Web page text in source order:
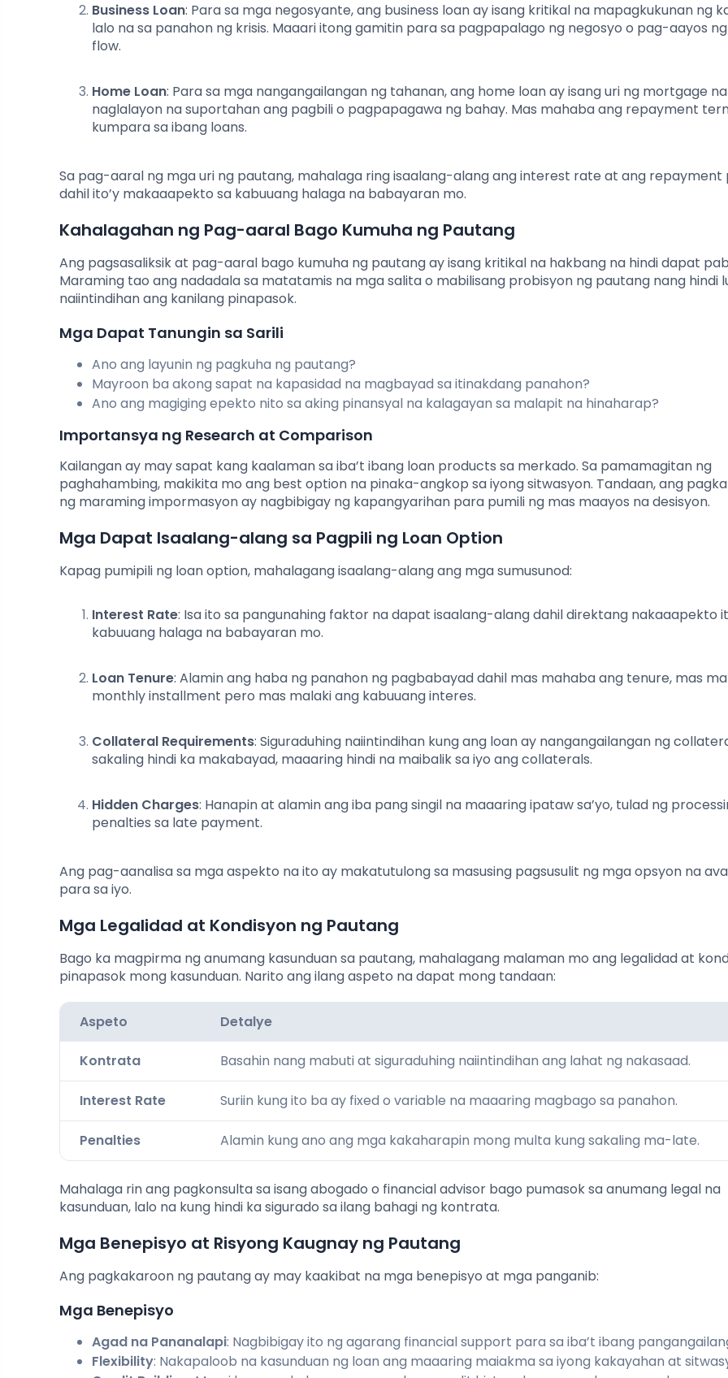
Business Loan: Para sa mga negosyante, ang business loan ay isang kritikal na mapagkukunan ng
lalo na sa panahon ng krisis. Maaari itong gamitin para sa pagpapalago ng negosyo o pag-aayos
flow.
Home Loan: Para sa mga nangangailangan ng tahanan, ang home loan ay isang uri ng mortgage na
naglalayon na suportahan ang pagbili o pagpapagawa ng bahay. Mas mahaba ang repayment
kumpara sa ibang loans.
Sa pag-aaral ng mga uri ng pautang, mahalaga ring isaalang-alang ang interest rate at ang repayment
dahil ito’y makaaapekto sa kabuuang halaga na babayaran mo.
Kahalagahan ng Pag-aaral Bago Kumuha ng Pautang
Ang pagsasaliksik at pag-aaral bago kumuha ng pautang ay isang kritikal na hakbang na hindi dapat
Maraming tao ang nadadala sa matatamis na mga salita o mabilisang probisyon ng pautang nang hindi
naiintindihan ang kanilang pinapasok.
Mga Dapat Tanungin sa Sarili
Ano ang layunin ng pagkuha ng pautang?
Mayroon ba akong sapat na kapasidad na magbayad sa itinakdang panahon?
Ano ang magiging epekto nito sa aking pinansyal na kalagayan sa malapit na hinaharap?
Importansya ng Research at Comparison
Kailangan ay may sapat kang kaalaman sa iba’t ibang loan products sa merkado. Sa pamamagitan ng
paghahambing, makikita mo ang best option na pinaka-angkop sa iyong sitwasyon. Tandaan, ang
ng maraming impormasyon ay nagbibigay ng kapangyarihan para pumili ng mas maayos na desisyon.
Mga Dapat Isaalang-alang sa Pagpili ng Loan Option
Kapag pumipili ng loan option, mahalagang isaalang-alang ang mga sumusunod:
Interest Rate: Isa ito sa pangunahing faktor na dapat isaalang-alang dahil direktang nakaaapekto
kabuuang halaga na babayaran mo.
Loan Tenure: Alamin ang haba ng panahon ng pagbabayad dahil mas mahaba ang tenure, mas
monthly installment pero mas malaki ang kabuuang interes.
Collateral Requirements: Siguraduhing naiintindihan kung ang loan ay nangangailangan ng
sakaling hindi ka makabayad, maaaring hindi na maibalik sa iyo ang collaterals.
Hidden Charges: Hanapin at alamin ang iba pang singil na maaaring ipataw sa’yo, tulad ng
penalties sa late payment.
Ang pag-aanalisa sa mga aspekto na ito ay makatutulong sa masusing pagsusulit ng mga opsyon na
para sa iyo.
Mga Legalidad at Kondisyon ng Pautang
Bago ka magpirma ng anumang kasunduan sa pautang, mahalagang malaman mo ang legalidad at
pinapasok mong kasunduan. Narito ang ilang aspeto na dapat mong tandaan:
Aspeto Detalye
Kontrata Basahin nang mabuti at siguraduhing naiintindihan ang lahat ng nakasaad.
Interest Rate Suriin kung ito ba ay fixed o variable na maaaring magbago sa panahon.
Penalties Alamin kung ano ang mga kakaharapin mong multa kung sakaling ma-late.
Mahalaga rin ang pagkonsulta sa isang abogado o financial advisor bago pumasok sa anumang legal na
kasunduan, lalo na kung hindi ka sigurado sa ilang bahagi ng kontrata.
Mga Benepisyo at Risyong Kaugnay ng Pautang
Ang pagkakaroon ng pautang ay may kaakibat na mga benepisyo at mga panganib:
Mga Benepisyo
Agad na Pananalapi: Nagbibigay ito ng agarang financial support para sa iba’t ibang
Flexibility: Nakapaloob na kasunduan ng loan ang maaaring maiakma sa iyong kakayahan at